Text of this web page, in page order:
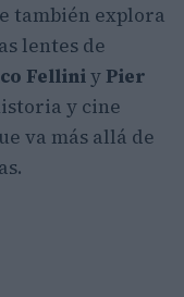
también explora
lentes de
Felliniy Pier
y cine
va más allá de